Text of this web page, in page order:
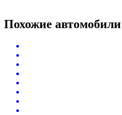
Похожие автомобили